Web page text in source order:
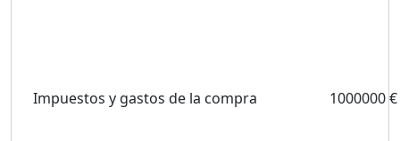
Impuestos y gastos de la compra 1000000 €